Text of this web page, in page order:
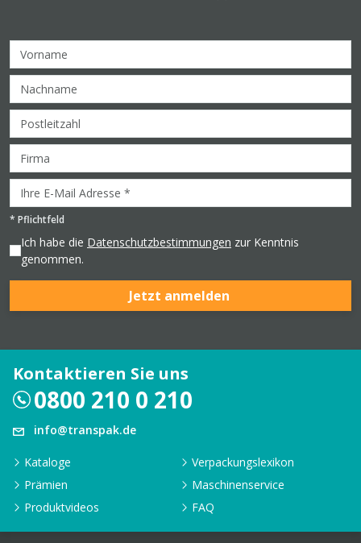
* Pflichtfeld
Ich habe die Datenschutzbestimmungen zur Kenntnis
genommen.
Jetzt anmelden
Kontaktieren Sie uns
0800 210 0 210
info@transpak.de
Kataloge
Verpackungslexikon
Prämien
Maschinenservice
Produktvideos
FAQ